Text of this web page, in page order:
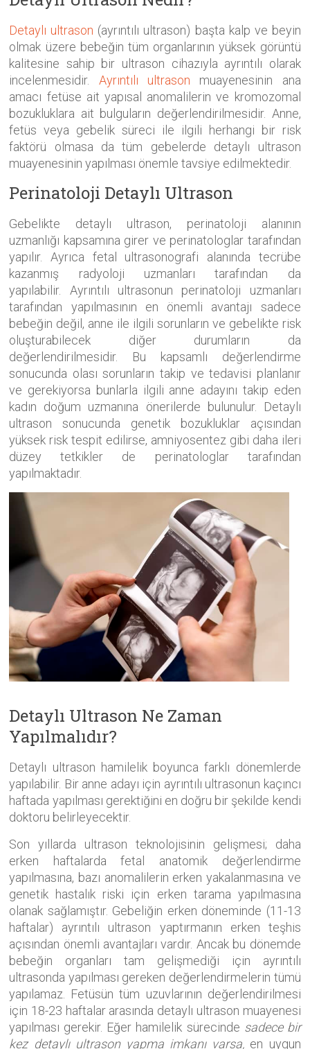
Detaylı ultrason (ayrıntılı ultrason) başta kalp ve beyin
olmak üzere bebeğin tüm organlarının yüksek görüntü
kalitesine sahip bir ultrason cihazıyla ayrıntılı olarak
incelenmesidir. Ayrıntılı ultrason muayenesinin ana
amacı fetüse ait yapısal anomalilerin ve kromozomal
bozukluklara ait bulguların değerlendirilmesidir. Anne,
fetüs veya gebelik süreci ile ilgili herhangi bir risk
faktörü olmasa da tüm gebelerde detaylı ultrason
muayenesinin yapılması önemle tavsiye edilmektedir.
Perinatoloji Detaylı Ultrason
Gebelikte detaylı ultrason, perinatoloji alanının
uzmanlığı kapsamına girer ve perinatologlar tarafından
yapılır. Ayrıca fetal ultrasonografi alanında tecrübe
kazanmış radyoloji uzmanları tarafından da
yapılabilir. Ayrıntılı ultrasonun perinatoloji uzmanları
tarafından yapılmasının en önemli avantajı sadece
bebeğin değil, anne ile ilgili sorunların ve gebelikte risk
oluşturabilecek diğer durumların da
değerlendirilmesidir. Bu kapsamlı değerlendirme
sonucunda olası sorunların takip ve tedavisi planlanır
ve gerekiyorsa bunlarla ilgili anne adayını takip eden
kadın doğum uzmanına önerilerde bulunulur. Detaylı
ultrason sonucunda genetik bozukluklar açısından
yüksek risk tespit edilirse, amniyosentez gibi daha ileri
düzey tetkikler de perinatologlar tarafından
yapılmaktadır.
Detaylı Ultrason Ne Zaman
Yapılmalıdır?
Detaylı ultrason hamilelik boyunca farklı dönemlerde
yapılabilir. Bir anne adayı için ayrıntılı ultrasonun kaçıncı
haftada yapılması gerektiğini en doğru bir şekilde kendi
doktoru belirleyecektir.
Son yıllarda ultrason teknolojisinin gelişmesi; daha
erken haftalarda fetal anatomik değerlendirme
yapılmasına, bazı anomalilerin erken yakalanmasına ve
genetik hastalık riski için erken tarama yapılmasına
olanak sağlamıştır. Gebeliğin erken döneminde (11-13
haftalar) ayrıntılı ultrason yaptırmanın erken teşhis
açısından önemli avantajları vardır. Ancak bu dönemde
bebeğin organları tam gelişmediği için ayrıntılı
ultrasonda yapılması gereken değerlendirmelerin tümü
yapılamaz. Fetüsün tüm uzuvlarının değerlendirilmesi
için 18-23 haftalar arasında detaylı ultrason muayenesi
yapılması gerekir. Eğer hamilelik sürecinde sadece bir
kez detaylı ultrason yapma imkanı varsa, en uygun